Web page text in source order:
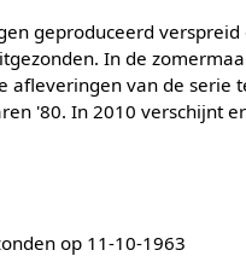
geproduceerd
In de
afleveringen van de serie
'80. In 2010 verschijnt
op 11-10-1963